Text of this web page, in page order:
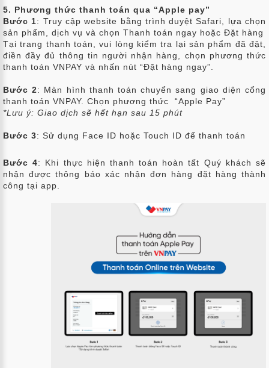
5. Phương thức thanh toán qua “Apple pay”
Bước 1: Truy cập website bằng trình duyệt Safari, lựa chọn
sản phẩm, dịch vụ và chọn Thanh toán ngay hoặc Đặt hàng
Tại trang thanh toán, vui lòng kiểm tra lại sản phẩm đã đặt,
điền đầy đủ thông tin người nhận hàng, chọn phương thức
thanh toán VNPAY và nhấn nút “Đặt hàng ngay”.
Bước 2: Màn hình thanh toán chuyển sang giao diện cổng
thanh toán VNPAY. Chọn phương thức “Apple Pay”
*Lưu ý: Giao dịch sẽ hết hạn sau 15 phút
Bước 3: Sử dụng Face ID hoặc Touch ID để thanh toán
Bước 4: Khi thực hiện thanh toán hoàn tất Quý khách sẽ
nhận được thông báo xác nhận đơn hàng đặt hàng thành
công tại app.